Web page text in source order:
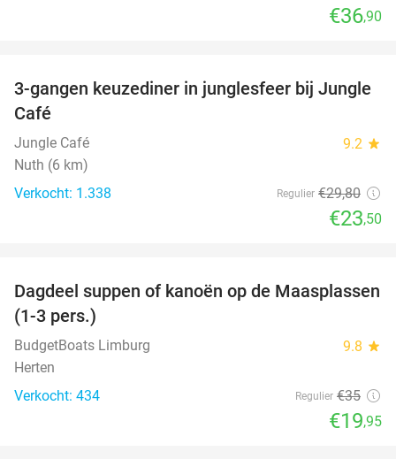
€36,90
21%
3-gangen keuzediner in junglesfeer bij Jungle
Café
Jungle Café 9.2 star
Nuth (6 km)
Verkocht: 1.338
Regulier €29,80
€23,50
43%
Dagdeel suppen of kanoën op de Maasplassen
(1-3 pers.)
BudgetBoats Limburg 9.8 star
Herten
Verkocht: 434
Regulier €35
€19,95